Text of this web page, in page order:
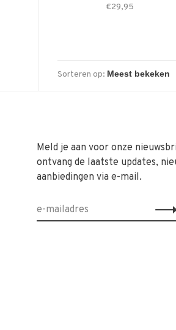
€29,95
Sorteren op:
Meld je aan voor onze
ontvang de laatste updates,
aanbiedingen via e-mail.